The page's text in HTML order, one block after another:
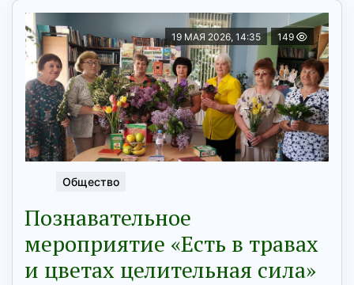
19 МАЯ 2026, 14:35 149
Общество
Познавательное
мероприятие «Есть в травах
и цветах целительная сила»